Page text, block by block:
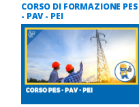
CORSO DI FORMAZIONE PES
- PAV - PEI